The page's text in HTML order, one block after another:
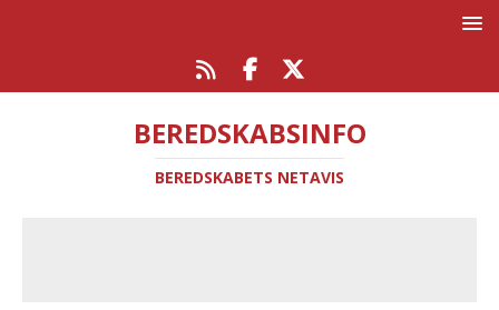
BEREDSKABSINFO
BEREDSKABETS NETAVIS